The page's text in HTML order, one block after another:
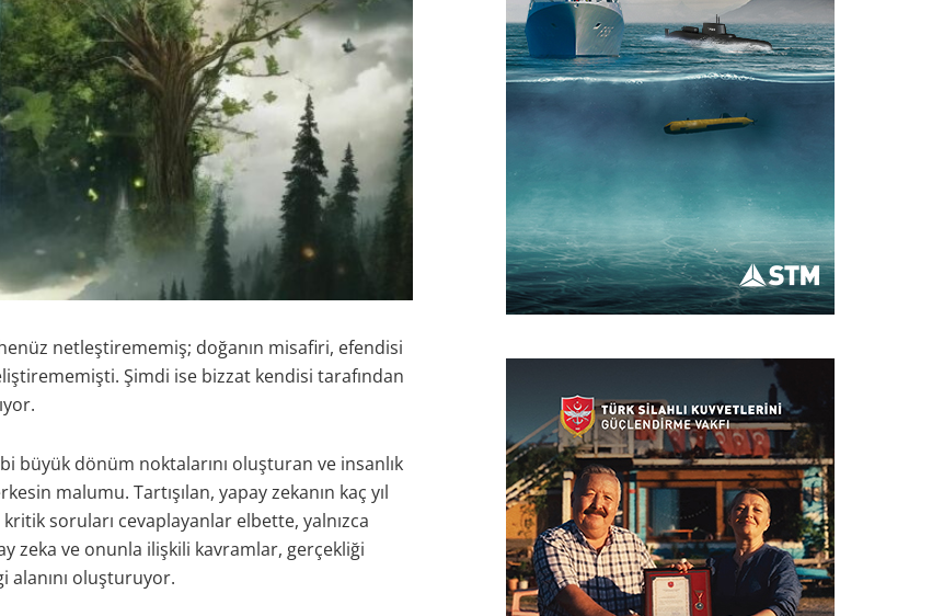
netleştirememiş; doğanın misafiri, efendisi
Şimdi ise bizzat kendisi tarafından
büyük dönüm noktalarını oluşturan ve insanlık
malumu. Tartışılan, yapay zekanın kaç yıl
soruları cevaplayanlar elbette, yalnızca
zeka ve onunla ilişkili kavramlar, gerçekliği
alanını oluşturuyor.